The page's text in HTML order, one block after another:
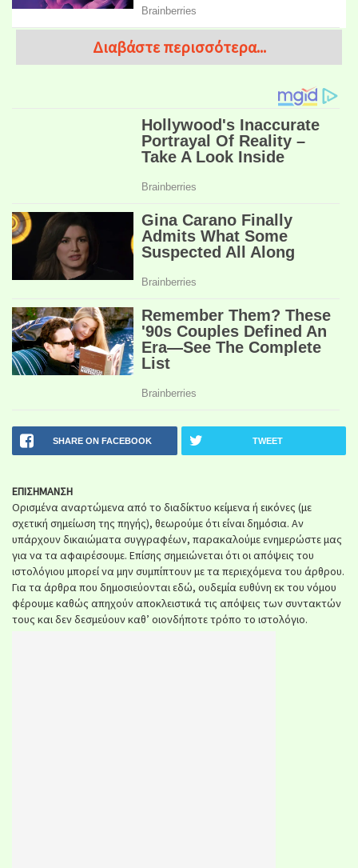
Διαβάστε περισσότερα...
SHARE ON FACEBOOK TWEET
ΕΠΙΣΗΜΑΝΣΗ
Ορισμένα αναρτώμενα από το διαδίκτυο κείμενα ή εικόνες (με
σχετική σημείωση της πηγής), θεωρούμε ότι είναι δημόσια. Αν
υπάρχουν δικαιώματα συγγραφέων, παρακαλούμε ενημερώστε μας
για να τα αφαιρέσουμε. Επίσης σημειώνεται ότι οι απόψεις του
ιστολόγιου μπορεί να μην συμπίπτουν με τα περιεχόμενα του άρθρου.
Για τα άρθρα που δημοσιεύονται εδώ, ουδεμία ευθύνη εκ του νόμου
φέρουμε καθώς απηχούν αποκλειστικά τις απόψεις των συντακτών
τους και δεν δεσμεύουν καθ’ οιονδήποτε τρόπο το ιστολόγιο.